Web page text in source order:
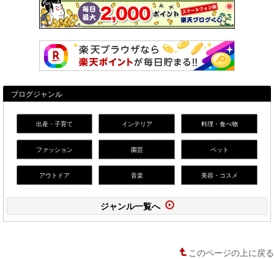
ブログジャンル
出産・子育て インテリア 料理・食べ物
ファッション 園芸 ペット
アウトドア 音楽 美容・コスメ
ジャンル一覧へ
このページの上に戻る